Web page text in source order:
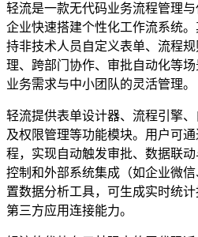
轻流是一款无代码业务流程管理
企业快速搭建个性化工作流系统
持非技术人员自定义表单、流程
理、跨部门协作、审批自动化等
业务需求与中小团队的灵活管理。
轻流提供表单设计器、流程引擎
及权限管理等功能模块。用户可
程，实现自动触发审批、数据联
控制和外部系统集成（如企业微
置数据分析工具，可生成实时统
第三方应用连接能力。